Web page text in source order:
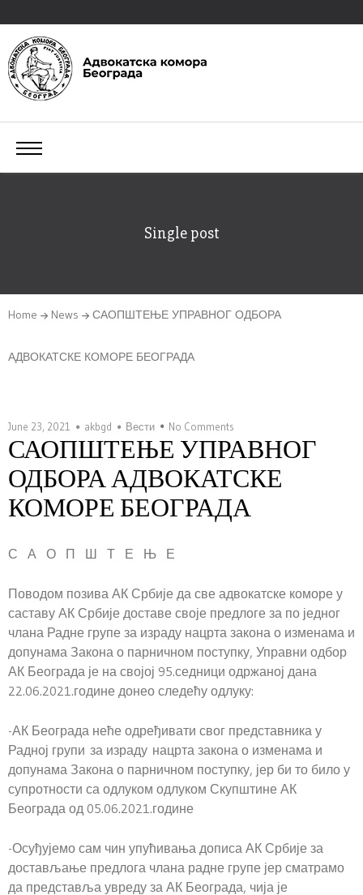
Single post
Home News САОПШТЕЊЕ УПРАВНОГ ОДБОРА
АДВОКАТСКЕ КОМОРЕ БЕОГРАДА
June 23, 2021 akbgd Вести No Comments
САОПШТЕЊЕ УПРАВНОГ
ОДБОРА АДВОКАТСКЕ
КОМОРЕ БЕОГРАДА
С А О П Ш Т Е Њ Е
Поводом позива АК Србије да све адвокатске коморе у
саставу АК Србије доставе своје предлоге за по једног
члана Радне групе за израду нацрта закона о изменама и
допунама Закона о парничном поступку, Управни одбор
АК Београда је на својој 95.седници одржаној дана
22.06.2021.године донео следећу одлуку:
-АК Београда неће одређивати свог представника у
Радној групи за израду нацрта закона о изменама и
допунама Закона о парничном поступку, јер би то било у
супротности са одлуком одлуком Скупштине АК
Београда од 05.06.2021.године
-Осуђујемо сам чин упућивања дописа АК Србије за
достављање предлога члана радне групе јер сматрамо
да представља увреду за АК Београда, чија је